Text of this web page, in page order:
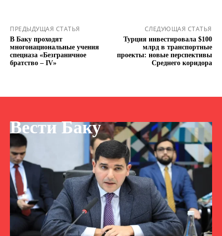
ПРЕДЫДУЩАЯ СТАТЬЯ
В Баку проходят
многонациональные учения
спецназа «Безграничное
братство – IV»
СЛЕДУЮЩАЯ СТАТЬЯ
Турция инвестировала $100
млрд в транспортные
проекты: новые перспективы
Среднего коридора
Вести Баку